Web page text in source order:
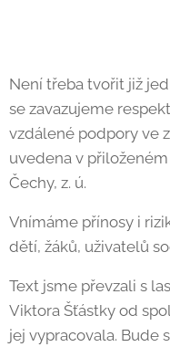
Není třeba tvořit již
se zavazujeme
vzdálené podpory ve
uvedena v
Čechy, z. ú.
Vnímáme přínosy i
dětí, žáků, uživatelů
Text jsme převzali s
Viktora Šťástky od
jej vypracovala. Bude